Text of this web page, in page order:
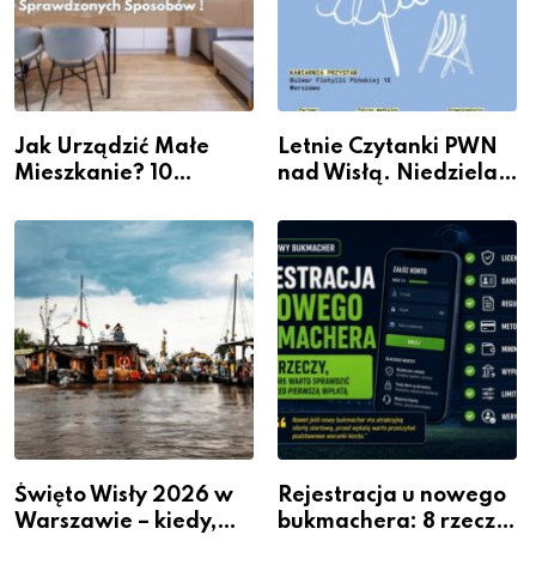
Jak Urządzić Małe
Mieszkanie? 10
Przestrzeni Bez
Kosztownego Remontu
Letnie Czytanki PWN
nad Wisłą. Niedziela z
dla siebie
Święto Wisły 2026 w
Warszawie – kiedy,
Rejestracja u nowego
bukmachera: 8 rzeczy,